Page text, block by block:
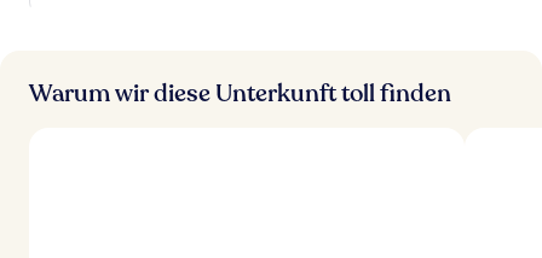
Warum wir diese Unterkunft toll finden